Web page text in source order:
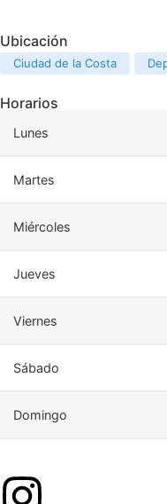
Ubicación
Ciudad de la Costa
Horarios
Lunes
Martes
Miércoles
Jueves
Viernes
Sábado
Domingo